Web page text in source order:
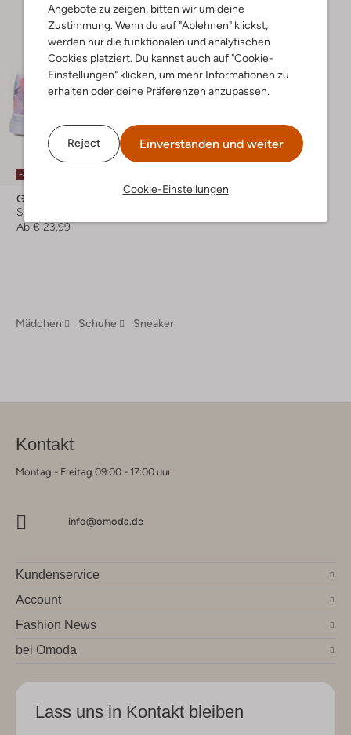
Angebote zu zeigen, bitten wir um deine
Zustimmung. Wenn du auf "Ablehnen" klickst,
werden nur die funktionalen und analytischen
Cookies platziert. Du kannst auch auf "Cookie-
Einstellungen" klicken, um mehr Informationen zu
erhalten oder deine Präferenzen anzupassen.
Reject Einverstanden und weiter
Cookie-Einstellungen
-40%
Go Bananas
Sneaker Low
Ab € 23,99
Mädchen Schuhe Sneaker
Kontakt
Montag - Freitag 09:00 - 17:00 uur
info@omoda.de
Kundenservice
Account
Fashion News
bei Omoda
Lass uns in Kontakt bleiben